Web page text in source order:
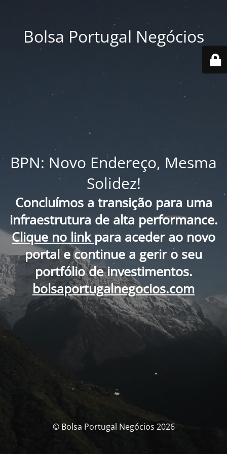
Bolsa Portugal Negócios
BPN: Novo Endereço, Mesma
Solidez!
Concluímos a transição para uma
infraestrutura de alta performance.
Clique no link para aceder ao novo
portal e continue a gerir o seu
portfólio de investimentos.
bolsaportugalnegocios.com
© Bolsa Portugal Negócios 2026